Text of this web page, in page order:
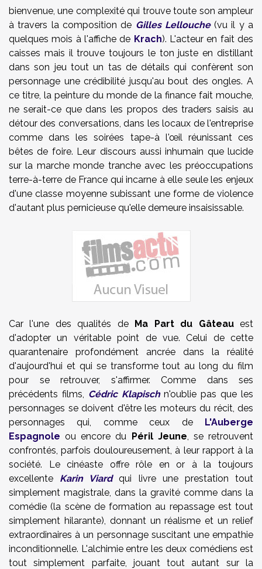
bienvenue, une complexité qui trouve toute son ampleur
à travers la composition de Gilles Lellouche(vu il y a
quelques mois à l'affiche de Krach). L'acteur en fait des
caisses mais il trouve toujours le ton juste en distillant
dans son jeu tout un tas de détails qui confèrent son
personnage une crédibilité jusqu'au bout des ongles. A
ce titre, la peinture du monde de la finance fait mouche,
ne serait-ce que dans les propos des traders saisis au
détour des conversations, dans les locaux de l'entreprise
comme dans les soirées tape-à l'œil réunissant ces
bêtes de foire. Leur discours aussi inhumain que lucide
sur la marche monde tranche avec les préoccupations
terre-à-terre de France qui incarne à elle seule les enjeux
d'une classe moyenne subissant une forme de violence
d'autant plus pernicieuse qu'elle demeure insaisissable.
Car l'une des qualités de Ma Part du Gâteauest
d'adopter un véritable point de vue. Celui de cette
quarantenaire profondément ancrée dans la réalité
d'aujourd'hui et qui se transforme tout au long du film
pour se retrouver, s'affirmer. Comme dans ses
précédents films, Cédric Klapischn'oublie pas que les
personnages se doivent d'être les moteurs du récit, des
personnages qui, comme ceux de L'Auberge
Espagnole ou encore du Péril Jeune, se retrouvent
confrontés, parfois douloureusement, à leur rapport à la
société. Le cinéaste offre rôle en or à la toujours
excellente Karin Viardqui livre une prestation tout
simplement magistrale, dans la gravité comme dans la
comédie (la scène de formation au repassage est tout
simplement hilarante), donnant un réalisme et un relief
extraordinaires à un personnage suscitant une empathie
inconditionnelle. L'alchimie entre les deux comédiens est
tout simplement parfaite, jouant tout autant sur la